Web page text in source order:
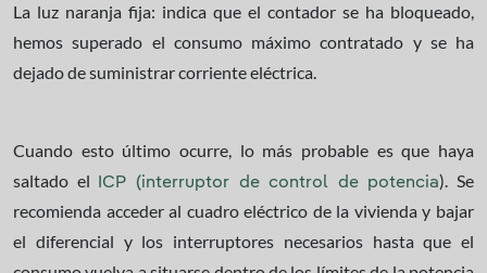
La luz naranja fija: indica que el contador se ha bloqueado,
hemos superado el consumo máximo contratado y se ha
dejado de suministrar corriente eléctrica.
Cuando esto último ocurre, lo más probable es que haya
saltado el
ICP (interruptor de control de potencia). Se
recomienda acceder al cuadro eléctrico de la vivienda y bajar
el diferencial y los interruptores necesarios hasta que el